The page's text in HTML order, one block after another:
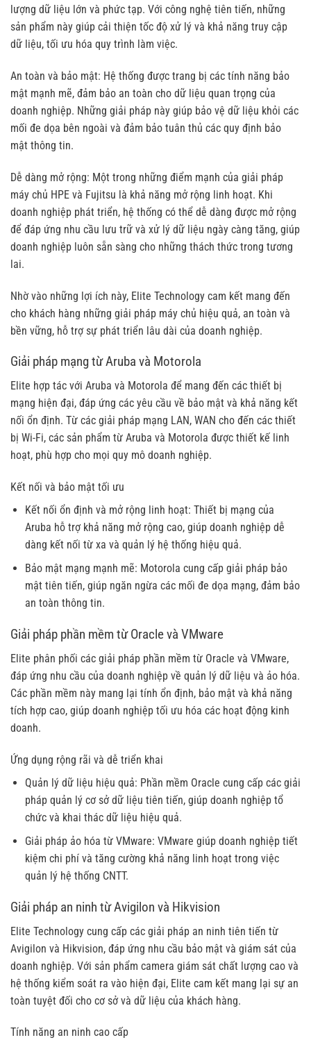
lượng dữ liệu lớn và phức tạp. Với công nghệ tiên tiến, những
sản phẩm này giúp cải thiện tốc độ xử lý và khả năng truy cập
dữ liệu, tối ưu hóa quy trình làm việc.
An toàn và bảo mật: Hệ thống được trang bị các tính năng bảo
mật mạnh mẽ, đảm bảo an toàn cho dữ liệu quan trọng của
doanh nghiệp. Những giải pháp này giúp bảo vệ dữ liệu khỏi các
mối đe dọa bên ngoài và đảm bảo tuân thủ các quy định bảo
mật thông tin.
Dễ dàng mở rộng: Một trong những điểm mạnh của giải pháp
máy chủ HPE và Fujitsu là khả năng mở rộng linh hoạt. Khi
doanh nghiệp phát triển, hệ thống có thể dễ dàng được mở rộng
để đáp ứng nhu cầu lưu trữ và xử lý dữ liệu ngày càng tăng, giúp
doanh nghiệp luôn sẵn sàng cho những thách thức trong tương
lai.
Nhờ vào những lợi ích này, Elite Technology cam kết mang đến
cho khách hàng những giải pháp máy chủ hiệu quả, an toàn và
bền vững, hỗ trợ sự phát triển lâu dài của doanh nghiệp.
Giải pháp mạng từ Aruba và Motorola
Elite hợp tác với Aruba và Motorola để mang đến các thiết bị
mạng hiện đại, đáp ứng các yêu cầu về bảo mật và khả năng kết
nối ổn định. Từ các giải pháp mạng LAN, WAN cho đến các thiết
bị Wi-Fi, các sản phẩm từ Aruba và Motorola được thiết kế linh
hoạt, phù hợp cho mọi quy mô doanh nghiệp.
Kết nối và bảo mật tối ưu
Kết nối ổn định và mở rộng linh hoạt: Thiết bị mạng của
Aruba hỗ trợ khả năng mở rộng cao, giúp doanh nghiệp dễ
dàng kết nối từ xa và quản lý hệ thống hiệu quả.
Bảo mật mạng mạnh mẽ: Motorola cung cấp giải pháp bảo
mật tiên tiến, giúp ngăn ngừa các mối đe dọa mạng, đảm bảo
an toàn thông tin.
Giải pháp phần mềm từ Oracle và VMware
Elite phân phối các giải pháp phần mềm từ Oracle và VMware,
đáp ứng nhu cầu của doanh nghiệp về quản lý dữ liệu và ảo hóa.
Các phần mềm này mang lại tính ổn định, bảo mật và khả năng
tích hợp cao, giúp doanh nghiệp tối ưu hóa các hoạt động kinh
doanh.
Ứng dụng rộng rãi và dễ triển khai
Quản lý dữ liệu hiệu quả: Phần mềm Oracle cung cấp các giải
pháp quản lý cơ sở dữ liệu tiên tiến, giúp doanh nghiệp tổ
chức và khai thác dữ liệu hiệu quả.
Giải pháp ảo hóa từ VMware: VMware giúp doanh nghiệp tiết
kiệm chi phí và tăng cường khả năng linh hoạt trong việc
quản lý hệ thống CNTT.
Giải pháp an ninh từ Avigilon và Hikvision
Elite Technology cung cấp các giải pháp an ninh tiên tiến từ
Avigilon và Hikvision, đáp ứng nhu cầu bảo mật và giám sát của
doanh nghiệp. Với sản phẩm camera giám sát chất lượng cao và
hệ thống kiểm soát ra vào hiện đại, Elite cam kết mang lại sự an
toàn tuyệt đối cho cơ sở và dữ liệu của khách hàng.
Tính năng an ninh cao cấp